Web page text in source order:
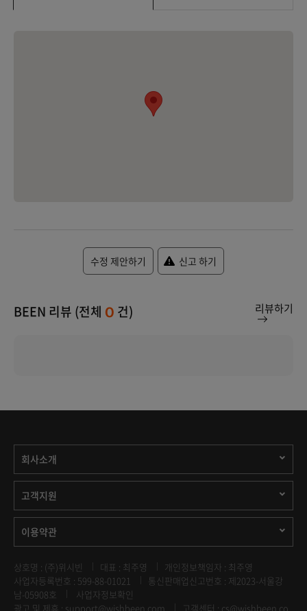
수정 제안하기 신고 하기
BEEN 리뷰 (전체 0 건) 리뷰하기
회사소개
고객지원
이용약관
상호명 : (주)위시빈 대표 : 최주영
개인정보책임자 : 최주영
사업자등록번호 : 599-88-01021
통신판매업신고번호 : 제2023-서울강
남-05908호
사업자정보확인
광고 및 제휴 : support@wishbeen.com 고객센터 : cs@wishbeen.co